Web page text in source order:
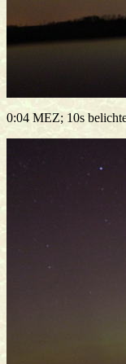
0:04 MEZ; 10s